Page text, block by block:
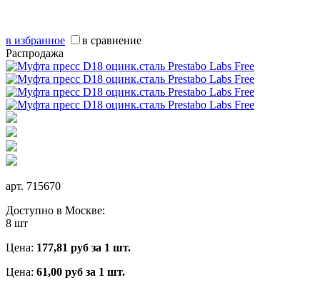
в избранное
в сравнение
Распродажа
арт. 715670
Доступно в Москве:
8 шт
Цена: 177,81 руб за 1 шт.
Цена: 61,00 руб за 1 шт.